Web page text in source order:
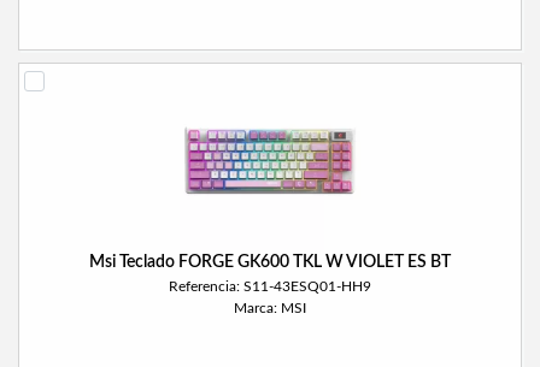
Msi Teclado FORGE GK600 TKL W VIOLET ES BT
Referencia: S11-43ESQ01-HH9
Marca: MSI